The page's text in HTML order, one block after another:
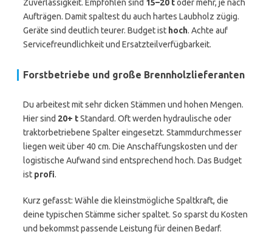
Zuverlässigkeit. Empfohlen sind 15–20 toder mehr, je nach
Aufträgen. Damit spaltest du auch hartes Laubholz zügig.
Geräte sind deutlich teurer. Budget ist hoch. Achte auf
Servicefreundlichkeit und Ersatzteilverfügbarkeit.
Forstbetriebe und große Brennholzlieferanten
Du arbeitest mit sehr dicken Stämmen und hohen Mengen.
Hier sind 20+ tStandard. Oft werden hydraulische oder
traktorbetriebene Spalter eingesetzt. Stammdurchmesser
liegen weit über 40 cm. Die Anschaffungskosten und der
logistische Aufwand sind entsprechend hoch. Das Budget
ist profi.
Kurz gefasst: Wähle die kleinstmögliche Spaltkraft, die
deine typischen Stämme sicher spaltet. So sparst du Kosten
und bekommst passende Leistung für deinen Bedarf.